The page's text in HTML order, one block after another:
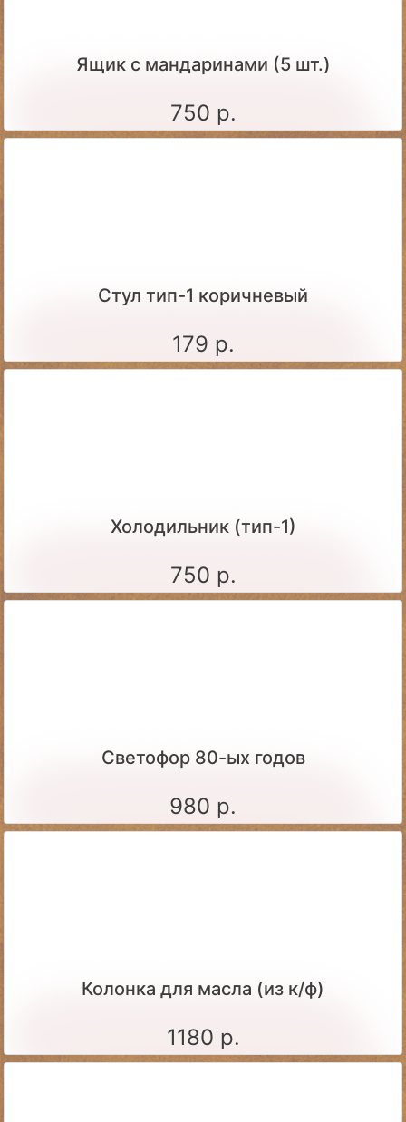
Ящик c мандаринами (5 шт.)
750 р.
Стул тип-1 коричневый
179 р.
Холодильник (тип-1)
750 р.
Светофор 80-ых годов
980 р.
Колонка для масла (из к/ф)
1180 р.